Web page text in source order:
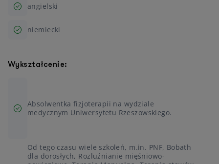
angielski
niemiecki
Wykształcenie:
Absolwentka fizjoterapii na wydziale
medycznym Uniwersytetu Rzeszowskiego.
Od tego czasu wiele szkoleń, m.in. PNF, Bobath
dla dorosłych, Rozluźnianie mięśniowo-